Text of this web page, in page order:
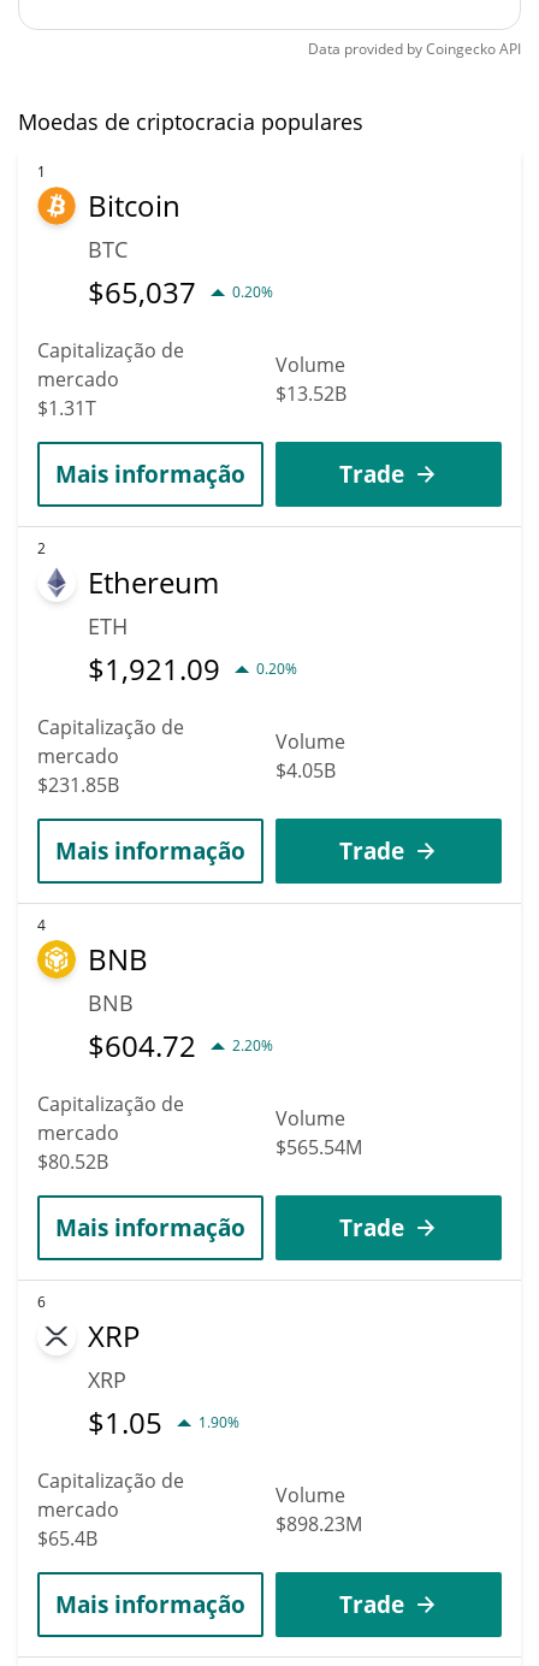
Data provided byCoingeckoAPI
Moedas de criptocracia populares
1
Bitcoin
BTC
$65,037 0.20%
Capitalização de
mercado
$1.31T
Volume
$13.52B
Mais informação Trade
2
Ethereum
ETH
$1,921.09 0.20%
Capitalização de
mercado
$231.85B
Volume
$4.05B
Mais informação Trade
4
BNB
BNB
$604.72 2.20%
Capitalização de
mercado
$80.52B
Volume
$565.54M
Mais informação Trade
6
XRP
XRP
$1.05 1.90%
Capitalização de
mercado
$65.4B
Volume
$898.23M
Mais informação Trade